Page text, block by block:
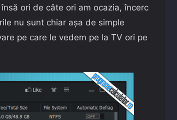
ori de câte ori am ocazia, încerc
nu sunt chiar aşa de simple
pe care le vedem pe la TV ori pe